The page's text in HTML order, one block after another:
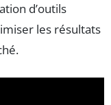
d’outils
les résultats